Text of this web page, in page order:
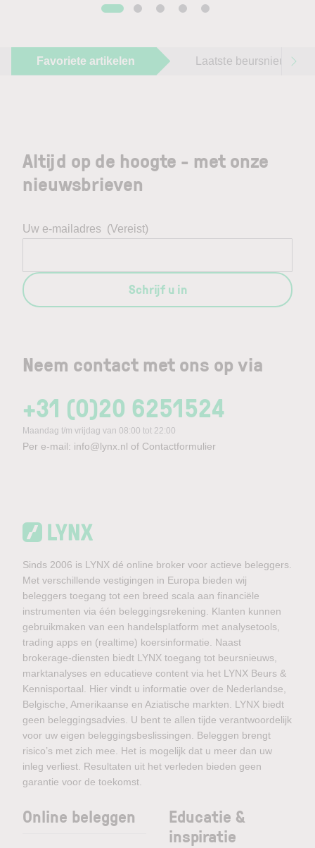
Favoriete artikelen Laatste beursnieuws
Neem contact met ons op via
+31 (0)20 6251524
Maandag t/m vrijdag van 08:00 tot 22:00
Per e-mail: info@lynx.nl of Contactformulier
Altijd op de hoogte - met onze
nieuwsbrieven
Uw e-mailadres (Vereist)
Schrijf u in
Sinds 2006 is LYNX dé online broker voor actieve beleggers.
Met verschillende vestigingen in Europa bieden wij
beleggers toegang tot een breed scala aan financiële
instrumenten via één beleggingsrekening. Klanten kunnen
gebruikmaken van een handelsplatform met analysetools,
trading apps en (realtime) koersinformatie. Naast
brokerage-diensten biedt LYNX toegang tot beursnieuws,
marktanalyses en educatieve content via het LYNX Beurs &
Kennisportaal. Hier vindt u informatie over de Nederlandse,
Belgische, Amerikaanse en Aziatische markten. LYNX biedt
geen beleggingsadvies. U bent te allen tijde verantwoordelijk
voor uw eigen beleggingsbeslissingen. Beleggen brengt
risico’s met zich mee. Het is mogelijk dat u meer dan uw
inleg verliest. Resultaten uit het verleden bieden geen
garantie voor de toekomst.
Online beleggen
Educatie &
inspiratie